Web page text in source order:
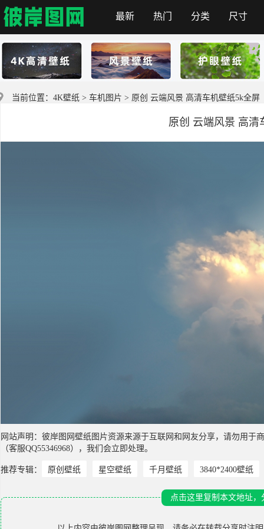
彼岸图网
最新 热门 分类 尺寸
当前位置： 4K壁纸 > 车机图片 > 原创 云端风景 高清车机壁纸5k全屏
原创 云端风景 高清
网站声明：彼岸图网壁纸图片资源来源于互联网和网友分享，请勿用
（客服QQ55346968），我们会立即处理。
推荐专辑： 原创壁纸 星空壁纸 千月壁纸 3840*2400壁纸
点击这里复制本文地址